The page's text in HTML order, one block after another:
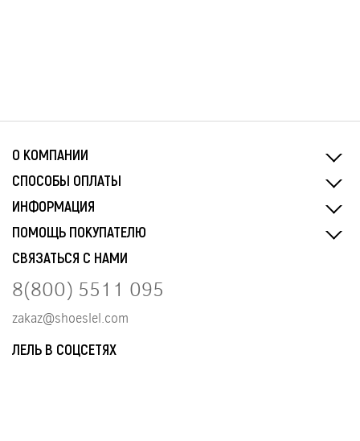
О КОМПАНИИ
СПОСОБЫ ОПЛАТЫ
ИНФОРМАЦИЯ
ПОМОЩЬ ПОКУПАТЕЛЮ
СВЯЗАТЬСЯ С НАМИ
8(800) 5511 095
zakaz@shoeslel.com
ЛЕЛЬ В СОЦСЕТЯХ